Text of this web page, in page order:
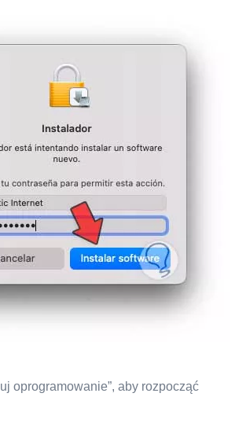
oprogramowanie”, aby rozpocząć